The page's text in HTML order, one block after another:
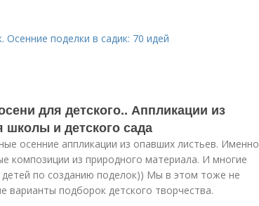
Осенние поделки в садик: 70 идей
для детского.. Аппликации из
школы и детского сада
осенние аппликации из опавших листьев. Именно
композиции из природного материала. И многие
по созданию поделок)) Мы в этом тоже не
варианты подборок детского творчества.